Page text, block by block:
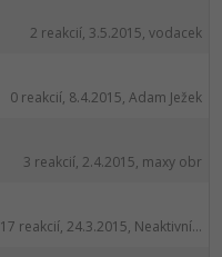
2 reakcií, 3.5.2015, vodacek
0 reakcií, 8.4.2015, Adam Ježek
3 reakcií, 2.4.2015, maxy obr
17 reakcií, 24.3.2015, Neaktivní...